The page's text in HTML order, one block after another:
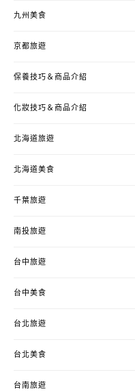
九州美食
京都旅遊
保養技巧＆商品介紹
化妝技巧＆商品介紹
北海道旅遊
北海道美食
千葉旅遊
南投旅遊
台中旅遊
台中美食
台北旅遊
台北美食
台南旅遊